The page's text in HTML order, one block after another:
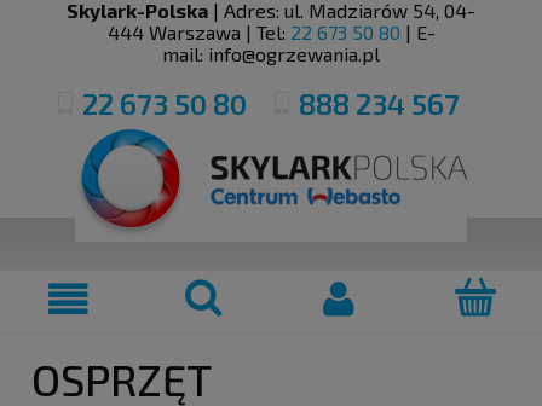
Skylark-Polska | Adres: ul. Madziarów 54, 04-
444 Warszawa | Tel: 22 673 50 80 | E-
mail: info@ogrzewania.pl
22 673 50 80 888 234 567
OSPRZĘT